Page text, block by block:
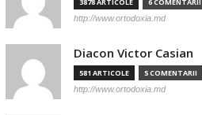
3878 ARTICOLE 6 COMENTARII
http://www.ortodoxia.md
Diacon Victor Casian
581 ARTICOLE 5 COMENTARII
http://www.ortodoxia.md